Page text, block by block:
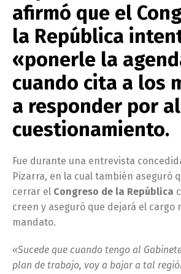
afirmó que el
la República
«ponerle la
cuando cita a los
a responder por
cuestionamiento.
Fue durante una entrevista
Pizarra, en la cual también aseguró
cerrar el Congreso de la República
creen y aseguró que dejará el cargo
mandato.
«Sucede que cuando tengo al
plan de trabajo, voy a bajar a tal